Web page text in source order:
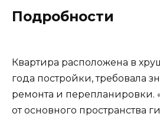
Подробности
Квартира расположена в
года постройки, требовала
ремонта и перепланировки.
от основного пространства